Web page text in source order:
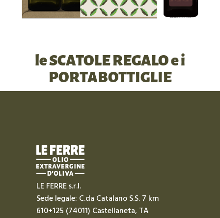
le SCATOLE REGALO e i
PORTABOTTIGLIE
LE FERRE s.r.l.
Sede legale: C.da Catalano S.S. 7 km
610+125 (74011) Castellaneta, TA